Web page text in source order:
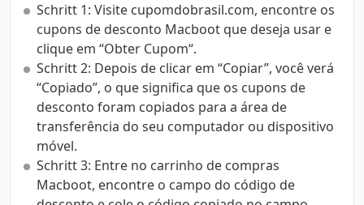
Schritt 1: Visite cupomdobrasil.com, encontre os
cupons de desconto Macboot que deseja usar e
clique em “Obter Cupom“.
Schritt 2: Depois de clicar em “Copiar”, você verá
“Copiado”, o que significa que os cupons de
desconto foram copiados para a área de
transferência do seu computador ou dispositivo
móvel.
Schritt 3: Entre no carrinho de compras
Macboot, encontre o campo do código de